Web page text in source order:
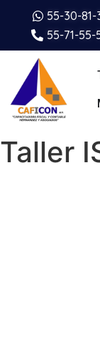
55-30-81-
55-71-
Taller